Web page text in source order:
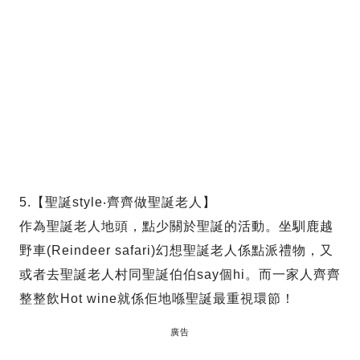
5.【聖誕style‧齊齊做聖誕老人】
作為聖誕老人地頭，點少關於聖誕的活動。坐馴鹿越
野車(Reindeer safari)幻想聖誕老人係點派禮物，又
或者去聖誕老人村同聖誕伯伯say個hi。而一家人齊齊
整整飲Hot wine就係佢地喺聖誕最重視環節！
廣告